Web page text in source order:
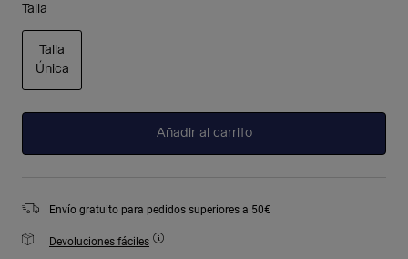
Talla
Talla
Única
Añadir al carrito
Envío gratuito para pedidos superiores a 50€
Devoluciones fáciles